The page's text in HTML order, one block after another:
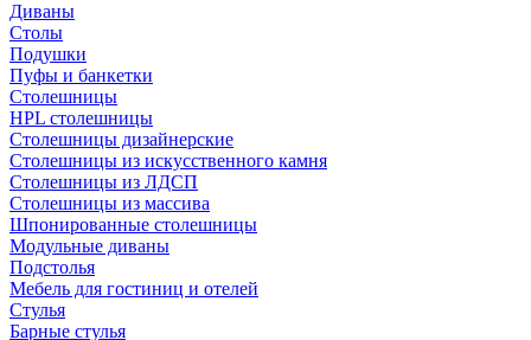
Диваны
Столы
Подушки
Пуфы и банкетки
Столешницы
HPL столешницы
Столешницы дизайнерские
Столешницы из искусственного камня
Столешницы из ЛДСП
Столешницы из массива
Шпонированные столешницы
Модульные диваны
Подстолья
Мебель для гостиниц и отелей
Стулья
Барные стулья